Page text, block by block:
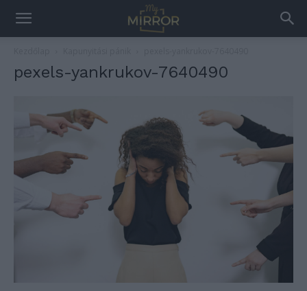
pexels-yankrukov-7640490